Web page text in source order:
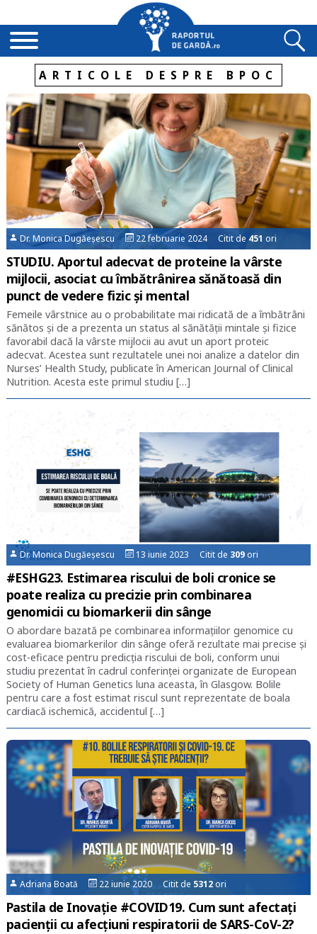
ARTICOLE DESPRE BPOC
Dr. Monica Dugăeșescu 22 februarie 2024 Citit de 451 ori
STUDIU. Aportul adecvat de proteine la vârste
mijlocii, asociat cu îmbătrânirea sănătoasă din
punct de vedere fizic și mental
Femeile vârstnice au o probabilitate mai ridicată de a îmbătrâni
sănătos şi de a prezenta un status al sănătăţii mintale şi fizice
favorabil dacă la vârste mijlocii au avut un aport proteic
adecvat. Acestea sunt rezultatele unei noi analize a datelor din
Nurses’ Health Study, publicate în American Journal of Clinical
Nutrition. Acesta este primul studiu […]
Dr. Monica Dugăeșescu 13 iunie 2023 Citit de 309 ori
#ESHG23. Estimarea riscului de boli cronice se
poate realiza cu precizie prin combinarea
genomicii cu biomarkerii din sânge
O abordare bazată pe combinarea informaţiilor genomice cu
evaluarea biomarkerilor din sânge oferă rezultate mai precise şi
cost-eficace pentru predicţia riscului de boli, conform unui
studiu prezentat în cadrul conferinţei organizate de European
Society of Human Genetics luna aceasta, în Glasgow. Bolile
pentru care a fost estimat riscul sunt reprezentate de boala
cardiacă ischemică, accidentul […]
Adriana Boată 22 iunie 2020 Citit de 5312ori
Pastila de Inovație #COVID19. Cum sunt afectați
pacienții cu afecțiuni respiratorii de SARS-CoV-2?